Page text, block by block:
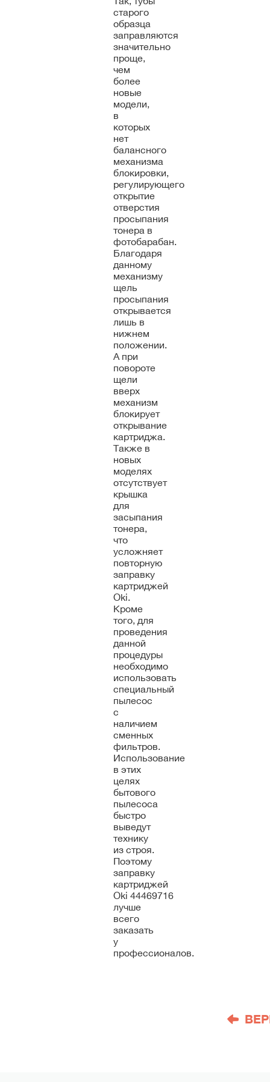
старого
образца
заправляются
значительно
проще,
чем
более
новые
модели,
в
которых
нет
балансного
механизма
блокировки,
регулирующего
открытие
отверстия
просыпания
тонера в
фотобарабан.
Благодаря
данному
механизму
щель
просыпания
открывается
лишь в
нижнем
положении.
А при
повороте
щели
вверх
механизм
блокирует
открывание
картриджа.
Также в
новых
моделях
отсутствует
крышка
для
засыпания
тонера,
что
усложняет
повторную
заправку
картриджей
Oki.
Кроме
того, для
проведения
данной
процедуры
необходимо
использовать
специальный
пылесос
с
наличием
сменных
фильтров.
Использование
в этих
целях
бытового
пылесоса
быстро
выведут
технику
из строя.
Поэтому
заправку
картриджей
Oki 44469716
лучше
всего
заказать
у
профессионалов.